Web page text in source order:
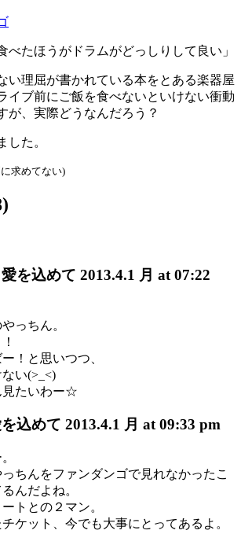
べたほうがドラムがどっしりして良い」
い理屈が書かれている本をとある楽器屋
イブ前にご飯を食べないといけない衝動
が、実際どうなんだろう？
した。
求めてない)
を込めて 2013.4.1 月 at 07:22
っちん。
！と思いつつ、
い(>_<)
見たいわー☆
込めて 2013.4.1 月 at 09:33 pm
ちんをファンダンゴで見れなかったこ
んだよね。
トとの２マン。
ケット、今でも大事にとってあるよ。